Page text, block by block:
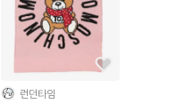
런던타임